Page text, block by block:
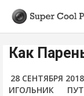
Как
28 СЕНТЯБРЯ 2018
ИГОЛЬНИК